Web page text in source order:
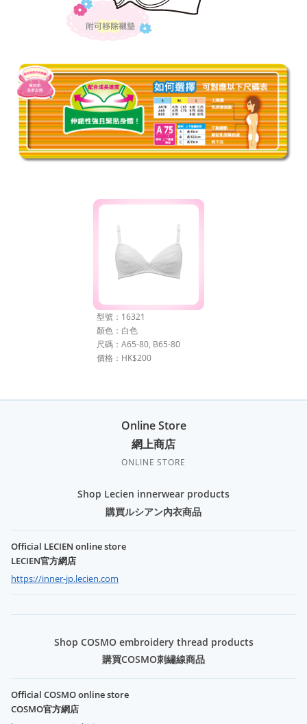
型號：16321
顏色：白色
尺碼：A65-80, B65-80
價格：HK$200
Online Store
網上商店
ONLINE STORE
Shop Lecien innerwear products
購買ルシアン內衣商品
Official LECIEN online store
LECIEN官方網店
https://inner-jp.lecien.com
Shop COSMO embroidery thread products
購買COSMO刺繡線商品
Official COSMO online store
COSMO官方網店